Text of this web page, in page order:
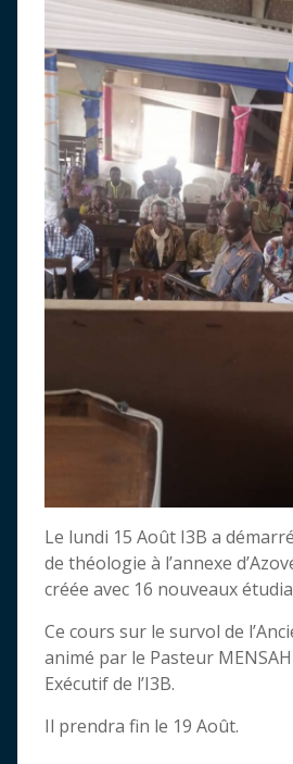
Le lundi 15 Août I3B a
de théologie à l’annexe
créée avec 16 nouveaux
Ce cours sur le survol de
animé par le Pasteur
Exécutif de l’I3B.
Il prendra fin le 19 Août.